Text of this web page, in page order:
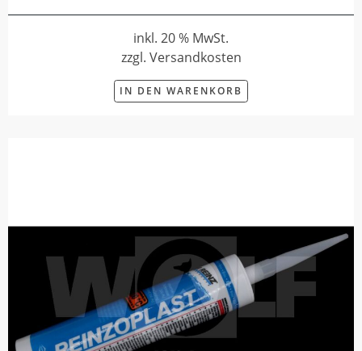
inkl. 20 % MwSt.
zzgl. Versandkosten
IN DEN WARENKORB